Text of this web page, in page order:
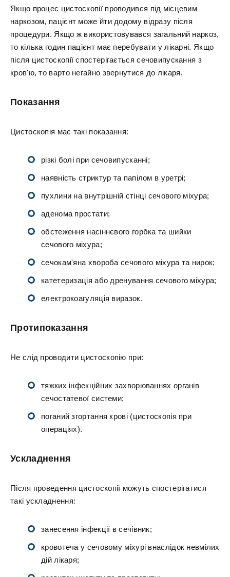
Якщо процес цистоскопії проводився під місцевим
наркозом, пацієнт може йти додому відразу після
процедури. Якщо ж використовувався загальний наркоз,
то кілька годин пацієнт має перебувати у лікарні. Якщо
після цистоскопії спостерігається сечовипускання з
кров'ю, то варто негайно звернутися до лікаря.
Показання
Цистоскопія має такі показання:
різкі болі при сечовипусканні;
наявність стриктур та папілом в уретрі;
пухлини на внутрішній стінці сечового міхура;
аденома простати;
обстеження насіннєвого горбка та шийки
сечового міхура;
сечокам'яна хвороба сечового міхура та нирок;
катетеризація або дренування сечового міхура;
електрокоагуляція виразок.
Протипоказання
Не слід проводити цистоскопію при:
тяжких інфекційних захворюваннях органів
сечостатевої системи;
поганий згортання крові (цистоскопія при
операціях).
Ускладнення
Після проведення цистоскопії можуть спостерігатися
такі ускладнення:
занесення інфекції в сечівник;
кровотеча у сечовому міхурі внаслідок невмілих
дій лікаря;